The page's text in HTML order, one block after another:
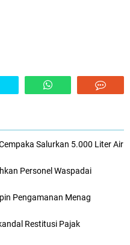
Salurkan 5.000 Liter Air
Personel Waspadai
Pengamanan Menag
Restitusi Pajak